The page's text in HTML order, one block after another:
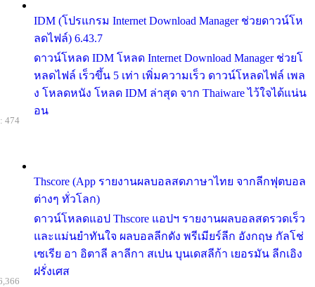
IDM (โปรแกรม Internet Download Manager ช่วยดาวน์โห
ลดไฟล์) 6.43.7
ดาวน์โหลด IDM โหลด Internet Download Manager ช่วยโ
หลดไฟล์ เร็วขึ้น 5 เท่า เพิ่มความเร็ว ดาวน์โหลดไฟล์ เพล
ง โหลดหนัง โหลด IDM ล่าสุด จาก Thaiware ไว้ใจได้แน่น
อน
Thscore (App รายงานผลบอลสดภาษาไทย จากลีกฟุตบอล
ต่างๆ ทั่วโลก)
ดาวน์โหลดแอป Thscore แอปฯ รายงานผลบอลสดรวดเร็ว
และแม่นยำทันใจ ผลบอลลีกดัง พรีเมียร์ลีก อังกฤษ กัลโช่
เซเรีย อา อิตาลี ลาลีกา สเปน บุนเดสลีก้า เยอรมัน ลีกเอิง
ฝรั่งเศส
474